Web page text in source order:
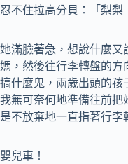
忍不住拉高分貝：「梨梨
她滿臉著急，想說什麼又
媽，然後往行李轉盤的方
搞什麼鬼，兩歲出頭的孩
我無可奈何地準備往前把
是不放棄地一直指著行李
嬰兒車！